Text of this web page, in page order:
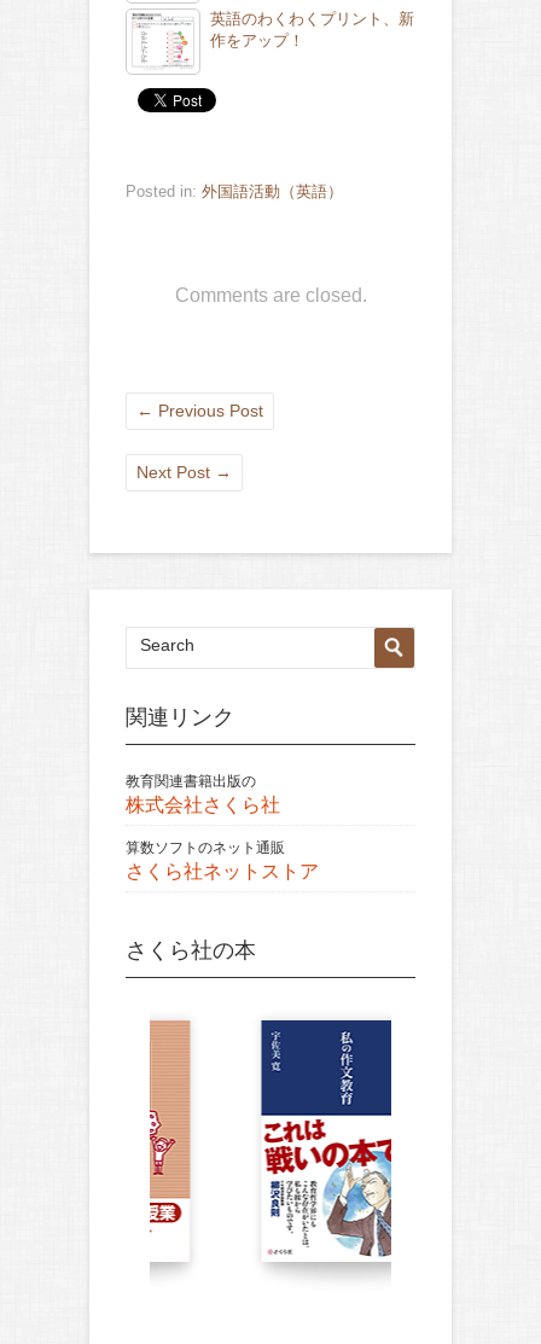
英語のわくわくプリント、新
作をアップ！
Posted in: 外国語活動（英語）
Comments are closed.
← Previous Post
Next Post →
関連リンク
教育関連書籍出版の
株式会社さくら社
算数ソフトのネット通販
さくら社ネットストア
さくら社の本